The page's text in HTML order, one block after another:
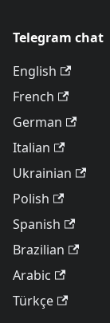
Telegram chat
English
French
German
Italian
Ukrainian
Polish
Spanish
Brazilian
Arabic
Türkçe